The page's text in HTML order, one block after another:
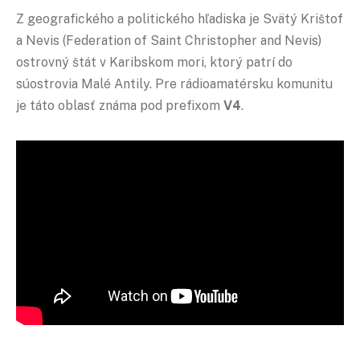
Z geografického a politického hľadiska je Svätý Krištof
a Nevis (Federation of Saint Christopher and Nevis)
ostrovný štát v Karibskom mori, ktorý patrí do
súostrovia Malé Antily. Pre rádioamatérsku komunitu
je táto oblasť známa pod prefixom V4.